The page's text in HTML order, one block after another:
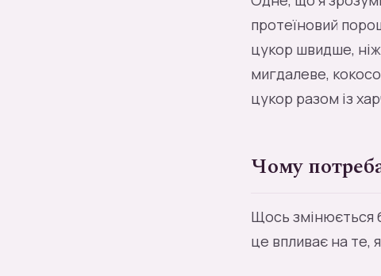
протеїновий
цукор швидше,
мигдалеве,
цукор разом із
Чому
Щось змінюється
це впливає на те,